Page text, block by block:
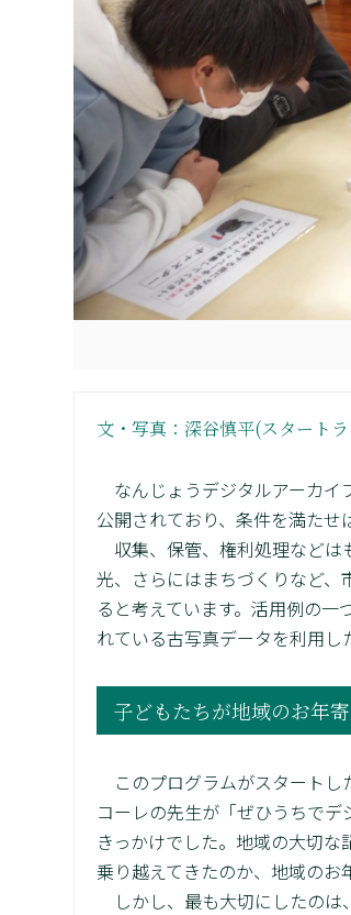
文・写真：深谷慎平(スタート
なんじょうデジタルアーカイ
公開されており、条件を満たせ
収集、保管、権利処理などは
光、さらにはまちづくりなど
ると考えています。活用例の一
れている古写真データを利用し
子どもたちが地域のお年
このプログラムがスタートし
コーレの先生が「ぜひうちで
きっかけでした。地域の大切
乗り越えてきたのか、地域のお
しかし、最も大切にしたのは